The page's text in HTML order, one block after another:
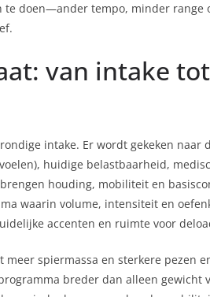
te doen—ander tempo, minder
van intake
intake. Er wordt gekeken naar
huidige belastbaarheid,
houding, mobiliteit en
waarin volume, intensiteit en
accenten en ruimte voor
spiermassa en sterkere pezen
breder dan alleen gewicht